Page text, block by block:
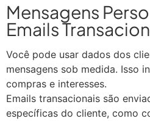
Mensagens
Emails
Você pode usar dados dos
mensagens sob medida. Isso
compras e interesses.
Emails transacionais são
específicas do cliente, como